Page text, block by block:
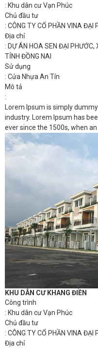
: Khu dân cư Vạn Phúc
Chủ đầu tư
: CÔNG TY CỔ PHẦN VINA ĐẠI
Địa chỉ
: DỰ ÁN HOA SEN ĐẠI PHƯỚC,
TỈNH ĐỒNG NAI
Sử dụng
: Cửa Nhựa An Tín
Mô tả
:
Lorem Ipsum is simply
industry. Lorem Ipsum has
ever since the 1500s, when an
KHU DÂN CƯ KHANG ĐIỀN
Công trình
: Khu dân cư Vạn Phúc
Chủ đầu tư
: CÔNG TY CỔ PHẦN VINA ĐẠI
Địa chỉ